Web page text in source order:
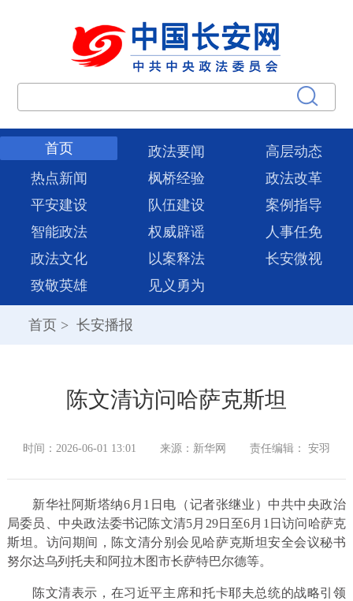
首页 政法要闻
高层动态
热点新闻
枫桥经验
政法改革
平安建设
队伍建设
案例指导
智能政法
权威辟谣
人事任免
政法文化
以案释法
长安微视
致敬英雄
见义勇为
首页 > 长安播报
陈文清访问哈萨克斯坦
时间：2026-06-01 13:01 来源：新华网 责任编辑： 安羽
新华社阿斯塔纳6月1日电（记者张继业）中共中央政治
局委员、中央政法委书记陈文清5月29日至6月1日访问哈萨克
斯坦。访问期间，陈文清分别会见哈萨克斯坦安全会议秘书
努尔达乌列托夫和阿拉木图市长萨特巴尔德等。
陈文清表示，在习近平主席和托卡耶夫总统的战略引领